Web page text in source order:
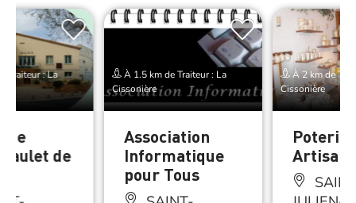
Traiteur : La
de
de
À 1.5 km de Traiteur : La
Cissonière
Association
Informatique
pour Tous
À 2 km de
Cissonière
Poterie